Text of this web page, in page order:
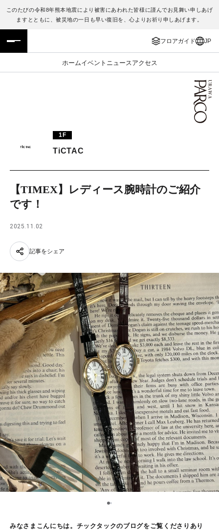
このたびの令和8年熊本地震により被害にあわれた皆様に謹んでお見舞い申しあげ
ますとともに、被災地の一日も早い復旧を、心よりお祈り申しあげます。
フロアガイド JP
ホームイベント ニュース アクセス
フロアガイド
施設案内・アクセス
TAX FREE
JP
ENGLISH
繁体字
日本語
1F
TiCTAC
【TIMEX】レディース腕時計のご紹介
です！
2025.11.02
記事をシェア
1
みなさまこんにちは。チックタックのブログをご覧くださりあり